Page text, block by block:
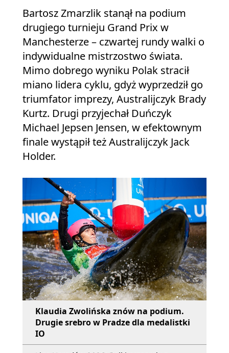
Bartosz Zmarzlik stanął na podium
drugiego turnieju Grand Prix w
Manchesterze – czwartej rundy walki o
indywidualne mistrzostwo świata.
Mimo dobrego wyniku Polak stracił
miano lidera cyklu, gdyż wyprzedził go
triumfator imprezy, Australijczyk Brady
Kurtz. Drugi przyjechał Duńczyk
Michael Jepsen Jensen, w efektownym
finale wystąpił też Australijczyk Jack
Holder.
Klaudia Zwolińska znów na podium.
Drugie srebro w Pradze dla medalistki
IO